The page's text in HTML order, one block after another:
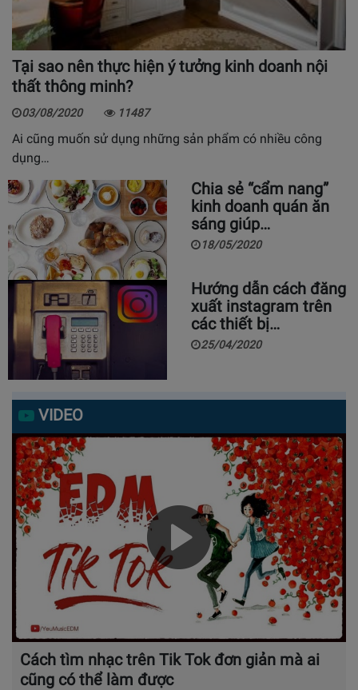
Tại sao nên thực hiện ý tưởng kinh doanh nội
thất thông minh?
03/08/2020 11487
Ai cũng muốn sử dụng những sản phẩm có nhiều công
dụng…
Chia sẻ “cẩm nang”
kinh doanh quán ăn
sáng giúp…
18/05/2020
Hướng dẫn cách đăng
xuất instagram trên
các thiết bị…
25/04/2020
VIDEO
Cách tìm nhạc trên Tik Tok đơn giản mà ai
cũng có thể làm được